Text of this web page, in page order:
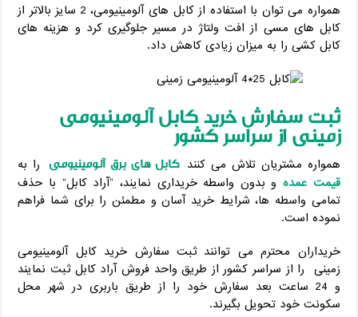
همواره می توان با استفاده از کابل های آلومینیومی، 2 سایز بالاتر از
کابل های مسی از افت ولتاژ در مسیر جلوگیری کرد و هزینه های
کابل کشی را به میزان زیادی کاهش داد.
ثبت سفارش خرید کابل آلومینیومی
زمینی از سراسر کشور
همواره مشتریان تلاش می کنند کابل های برق آلومینیومی را به
قیمت عمدهو بدون واسطه خریداری نمایند، “آراد کابل” با حذف
تمامی واسطه ها، شرایط خرید آسان و مطمئن را برای شما فراهم
نموده است.
خریداران محترم می توانند ثبت سفارش خرید کابل آلومینیومی
زمینی را از سراسر کشور از طریق واحد فروش آراد کابل ثبت نمایند
و 24 ساعت بعد سفارش خود را از طریق باربری در شهر محل
سکونت خود تحویل بگیرند.